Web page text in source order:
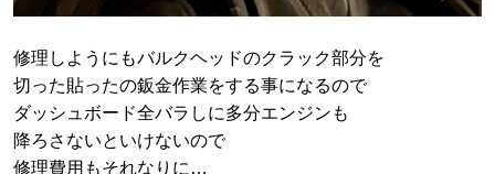
修理しようにもバルクヘッドのクラック部分を
切った貼ったの鈑金作業をする事になるので
ダッシュボード全バラしに多分エンジンも
降ろさないといけないので
修理費用もそれなりに…